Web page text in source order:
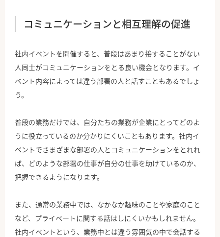
コミュニケーションと相互理解の促進
社内イベントを開催すると、普段はあまり接することがない
人同士がコミュニケーションをとる良い機会となります。イ
ベント内容によっては違う部署の人と話すこともあるでしょ
う。
普段の業務だけでは、自分たちの業務が企業にとってどのよ
うに役立っているのか分かりにくいこともあります。社内イ
ベントでさまざまな部署の人とコミュニケーションをとれれ
ば、どのような部署の仕事が自分の仕事を助けているのか、
把握できるようになります。
また、通常の業務中では、なかなか趣味のことや家庭のこと
など、プライベートに関する話はしにくいかもしれません。
社内イベントという、業務中とは違う雰囲気の中で会話する